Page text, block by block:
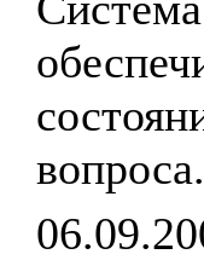
вопроса.